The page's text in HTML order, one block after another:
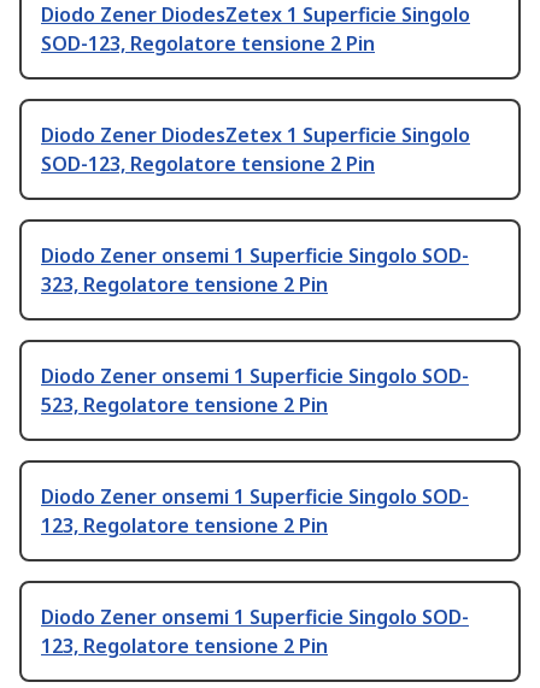
Diodo Zener DiodesZetex 1 Superficie Singolo
SOD-123, Regolatore tensione 2 Pin
Diodo Zener DiodesZetex 1 Superficie Singolo
SOD-123, Regolatore tensione 2 Pin
Diodo Zener onsemi 1 Superficie Singolo SOD-
323, Regolatore tensione 2 Pin
Diodo Zener onsemi 1 Superficie Singolo SOD-
523, Regolatore tensione 2 Pin
Diodo Zener onsemi 1 Superficie Singolo SOD-
123, Regolatore tensione 2 Pin
Diodo Zener onsemi 1 Superficie Singolo SOD-
123, Regolatore tensione 2 Pin